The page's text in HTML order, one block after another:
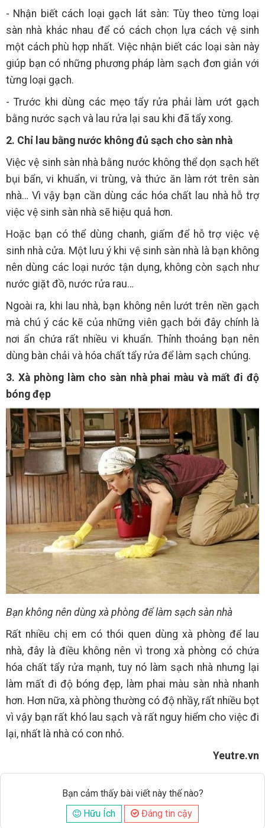
- Nhận biết cách loại gạch lát sàn: Tùy theo từng loại
sàn nhà khác nhau để có cách chọn lựa cách vệ sinh
một cách phù hợp nhất. Việc nhận biết các loại sàn này
giúp bạn có những phương pháp làm sạch đơn giản với
từng loại gạch.
- Trước khi dùng các mẹo tẩy rửa phải làm ướt gạch
bằng nước sạch và lau rửa lại sau khi đã tẩy xong.
2. Chỉ lau bằng nước không đủ sạch cho sàn nhà
Việc vệ sinh sàn nhà bằng nước không thể dọn sạch hết
bụi bẩn, vi khuẩn, vi trùng, và thức ăn làm rớt trên sàn
nhà… Vì vậy bạn cần dùng các hóa chất lau nhà hỗ trợ
việc vệ sinh sàn nhà sẽ hiệu quả hơn.
Hoặc bạn có thể dùng chanh, giấm để hỗ trợ việc vệ
sinh nhà cửa. Một lưu ý khi vệ sinh sàn nhà là bạn không
nên dùng các loại nước tận dụng, không còn sạch như
nước giặt đồ, nước rửa rau…
Ngoài ra, khi lau nhà, bạn không nên lướt trên nền gạch
mà chú ý các kẽ của những viên gạch bởi đây chính là
nơi ẩn chứa rất nhiều vi khuẩn. Thỉnh thoảng bạn nên
dùng bàn chải và hóa chất tẩy rửa để làm sạch chúng.
3. Xà phòng làm cho sàn nhà phai màu và mất đi độ
bóng đẹp
Bạn không nên dùng xà phòng để làm sạch sàn nhà
Rất nhiều chị em có thói quen dùng xà phòng để lau
nhà, đây là điều không nên vì trong xà phòng có chứa
hóa chất tẩy rửa mạnh, tuy nó làm sạch nhà nhưng lại
làm mất đi độ bóng đẹp, làm phai màu sàn nhà nhanh
hơn. Hơn nữa, xà phòng thường có độ nhầy, rất nhiều bọt
vì vậy bạn rất khó lau sạch và rất nguy hiểm cho việc đi
lại, nhất là nhà có con nhỏ.
Yeutre.vn
Bạn cảm thấy bài viết này thế nào?
Hữu Ích
Đáng tin cậy